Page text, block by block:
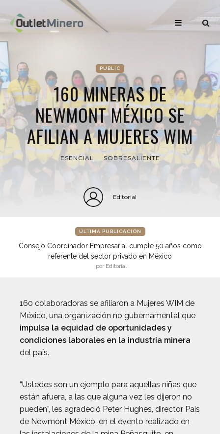
PUBLIC
160 MINERAS DE
NEWMONT MÉXICO SE
AFILIAN A MUJERES WIM
ESENCIAL SOBRESALIENTE
Editorial
ÚLTIMA PUBLICACIÓN
Consejo Coordinador Empresarial cumple 50 años como
referente del sector privado en México
por Editorial
160 colaboradoras se afiliaron a Mujeres WIM de
México, una organización no gubernamental que
impulsa la equidad de oportunidades y
condiciones laborales en la industria minera
del país.
“Ustedes son un ejemplo para aquellas niñas que
están afuera, a las que alguna vez les dijeron no
pueden”, les agradeció Peter Hughes, director País
de Newmont México, en el evento realizado en